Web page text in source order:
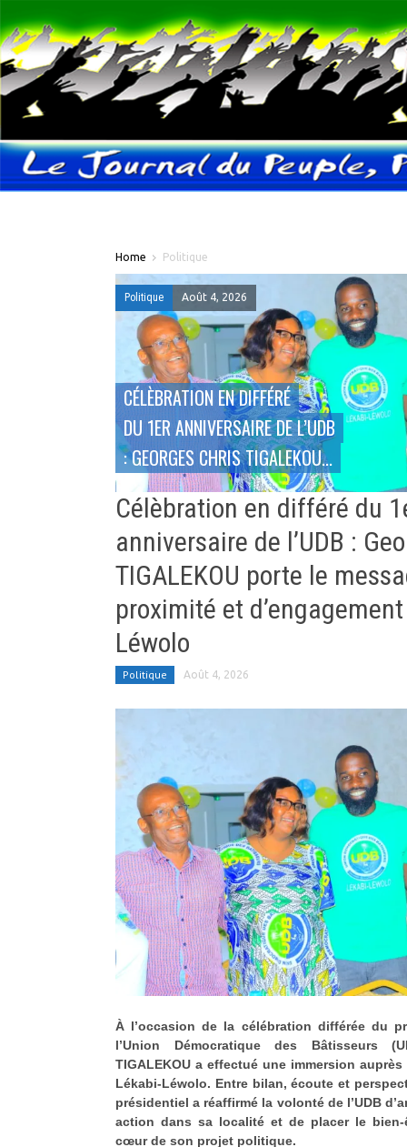
Home Politique
Politique Août 4, 2026
CÉLÈBRATION EN DIFFÉRÉ
DU 1ER ANNIVERSAIRE DE L’UDB
: GEORGES CHRIS TIGALEKOU...
Célèbration en différé du
anniversaire de l’UDB :
TIGALEKOU porte le
proximité et
Léwolo
Politique Août 4, 2026
À l’occasion de la célébration différée du
l’Union Démocratique des Bâtisseurs
TIGALEKOU a effectué une immersion
Lékabi-Léwolo. Entre bilan, écoute et
présidentiel a réaffirmé la volonté de l’UDB
action dans sa localité et de placer le bien-
cœur de son projet politique.